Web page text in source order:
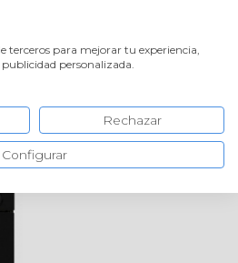
FILTRO
terceros para mejorar tu experiencia,
personalizada.
Rechazar
Configurar